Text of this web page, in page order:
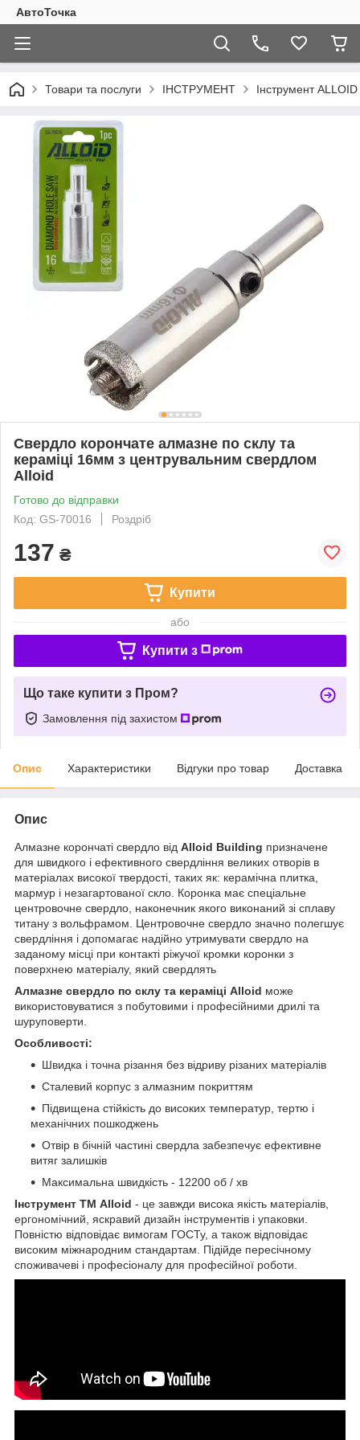
АвтоТочка
Товари та послуги ІНСТРУМЕНТ Інструмент
Свердло корончате алмазне по склу та
кераміці 16мм з центрувальним свердлом
Alloid
Готово до відправки
Код: GS-70016
Роздріб
137 ₴
Купити
або
Купити з
Що таке купити з Пром?
Замовлення під захистом
Опис Характеристики Відгуки про товар Доставка
Опис
Алмазне корончаті свердло від Alloid Building призначене
для швидкого і ефективного свердління великих отворів в
матеріалах високої твердості, таких як: керамічна плитка,
мармур і незагартованої скло. Коронка має спеціальне
центровочне свердло, наконечник якого виконаний зі сплаву
титану з вольфрамом. Центровочне свердло значно полегшує
свердління і допомагає надійно утримувати свердло на
заданому місці при контакті ріжучої кромки коронки з
поверхнею матеріалу, який свердлять
Алмазне свердло по склу та кераміці Alloid може
використовуватися з побутовими і професійними дрилі та
шуруповерти.
Особливості:
Швидка і точна різання без відриву різаних матеріалів
Сталевий корпус з алмазним покриттям
Підвищена стійкість до високих температур, тертю і
механічних пошкоджень
Отвір в бічній частині свердла забезпечує ефективне
витяг залишків
Максимальна швидкість - 12200 об / хв
Інструмент ТМ Alloid - це завжди висока якість матеріалів,
ергономічний, яскравий дизайн інструментів і упаковки.
Повністю відповідає вимогам ГОСТу, а також відповідає
високим міжнародним стандартам. Підійде пересічному
споживачеві і професіоналу для професійної роботи.